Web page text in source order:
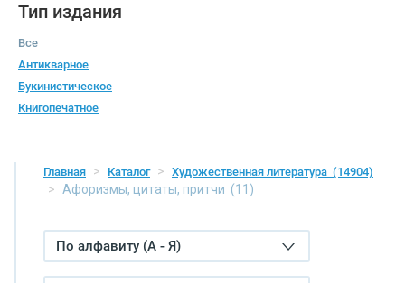
Тип издания
Все
Антикварное
Букинистическое
Книгопечатное
Главная Каталог Художественная литература (14904)
Афоризмы, цитаты, притчи (11)
По алфавиту (А - Я)